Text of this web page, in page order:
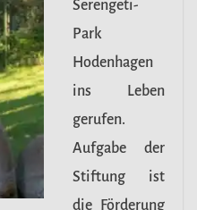
Serengeti-
Park
Hodenhagen
ins Leben
gerufen.
Aufgabe der
Stiftung ist
die Förderung